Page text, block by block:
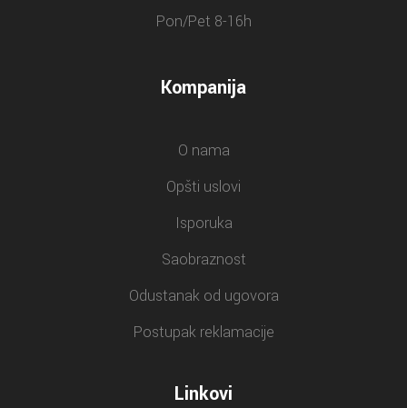
Pon/Pet 8-16h
Kompanija
O nama
Opšti uslovi
Isporuka
Saobraznost
Odustanak od ugovora
Postupak reklamacije
Linkovi